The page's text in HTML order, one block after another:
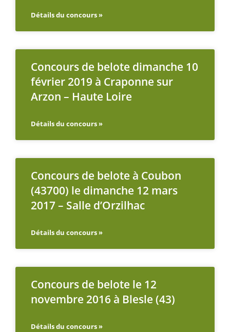
Détails du concours »
Concours de belote dimanche 10
février 2019 à Craponne sur
Arzon – Haute Loire
Détails du concours »
Concours de belote à Coubon
(43700) le dimanche 12 mars
2017 – Salle d’Orzilhac
Détails du concours »
Concours de belote le 12
novembre 2016 à Blesle (43)
Détails du concours »